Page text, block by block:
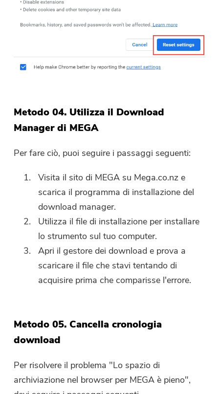
Metodo 04. Utilizza il Download
Manager di MEGA
Per fare ciò, puoi seguire i passaggi seguenti:
Visita il sito di MEGA su Mega.co.nz e
scarica il programma di installazione del
download manager.
Utilizza il file di installazione per installare
lo strumento sul tuo computer.
Apri il gestore dei download e prova a
scaricare il file che stavi tentando di
acquisire prima che comparisse l'errore.
Metodo 05. Cancella cronologia
download
Per risolvere il problema "Lo spazio di
archiviazione nel browser per MEGA è pieno",